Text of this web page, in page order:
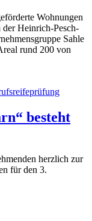
Wohnungen
Heinrich-Pesch-
Sahle
rund 200 von
besteht
herzlich zur
für den 3.